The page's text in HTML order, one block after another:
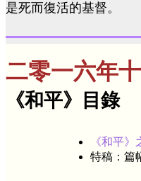
是死而復活的基督。
二零一六年
《和平》目錄
《和平》
特稿：篇